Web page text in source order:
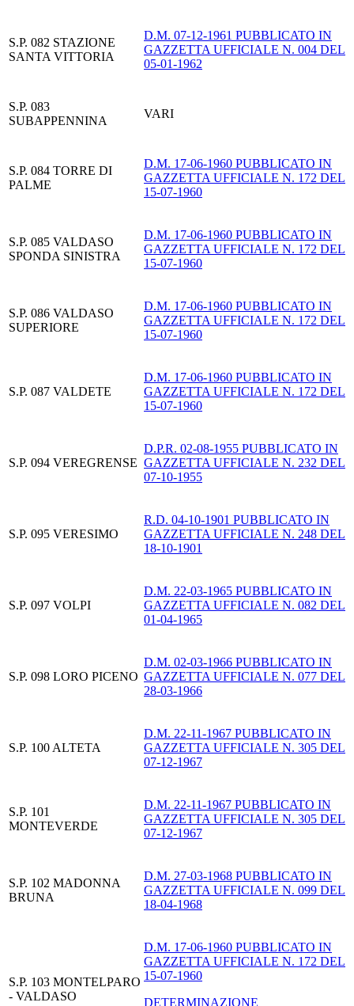
S.P. 082 STAZIONE
SANTA VITTORIA
D.M. 07-12-1961 PUBBLICATO IN
GAZZETTA UFFICIALE N. 004 DEL
05-01-1962
S.P. 083
SUBAPPENNINA
VARI
S.P. 084 TORRE DI
PALME
D.M. 17-06-1960 PUBBLICATO IN
GAZZETTA UFFICIALE N. 172 DEL
15-07-1960
S.P. 085 VALDASO
SPONDA SINISTRA
D.M. 17-06-1960 PUBBLICATO IN
GAZZETTA UFFICIALE N. 172 DEL
15-07-1960
S.P. 086 VALDASO
SUPERIORE
D.M. 17-06-1960 PUBBLICATO IN
GAZZETTA UFFICIALE N. 172 DEL
15-07-1960
S.P. 087 VALDETE
D.M. 17-06-1960 PUBBLICATO IN
GAZZETTA UFFICIALE N. 172 DEL
15-07-1960
S.P. 094 VEREGRENSE
D.P.R. 02-08-1955 PUBBLICATO IN
GAZZETTA UFFICIALE N. 232 DEL
07-10-1955
S.P. 095 VERESIMO
R.D. 04-10-1901 PUBBLICATO IN
GAZZETTA UFFICIALE N. 248 DEL
18-10-1901
S.P. 097 VOLPI
D.M. 22-03-1965 PUBBLICATO IN
GAZZETTA UFFICIALE N. 082 DEL
01-04-1965
S.P. 098 LORO PICENO
D.M. 02-03-1966 PUBBLICATO IN
GAZZETTA UFFICIALE N. 077 DEL
28-03-1966
S.P. 100 ALTETA
D.M. 22-11-1967 PUBBLICATO IN
GAZZETTA UFFICIALE N. 305 DEL
07-12-1967
S.P. 101
MONTEVERDE
D.M. 22-11-1967 PUBBLICATO IN
GAZZETTA UFFICIALE N. 305 DEL
07-12-1967
S.P. 102 MADONNA
BRUNA
D.M. 27-03-1968 PUBBLICATO IN
GAZZETTA UFFICIALE N. 099 DEL
18-04-1968
S.P. 103 MONTELPARO
- VALDASO
D.M. 17-06-1960 PUBBLICATO IN
GAZZETTA UFFICIALE N. 172 DEL
15-07-1960
DETERMINAZIONE